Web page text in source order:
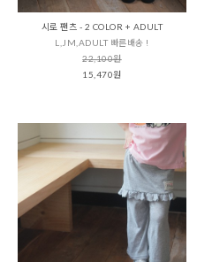
시로 팬츠 - 2 COLOR + ADULT
L,JM,ADULT 빠른배송 !
22,100원
15,470원